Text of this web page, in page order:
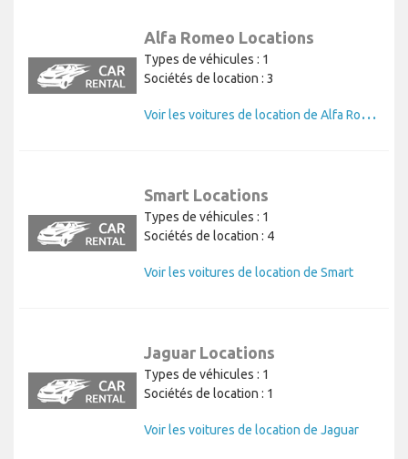
Alfa Romeo Locations
Types de véhicules : 1
Sociétés de location : 3
V
oir les voitures de location de Alfa Romeo
Smart Locations
Types de véhicules : 1
Sociétés de location : 4
Voir les voitures de location de Smart
Jaguar Locations
Types de véhicules : 1
Sociétés de location : 1
Voir les voitures de location de Jaguar